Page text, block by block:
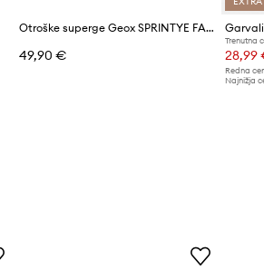
Otroške superge Geox SPRINTYE FAST IN
49,90 €
Trenutna
28,99
Redna
Najnižja